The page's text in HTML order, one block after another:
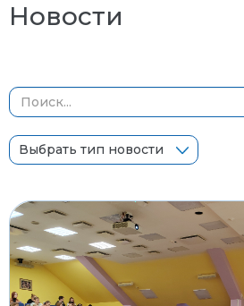
Новости
Выбрать тип новости